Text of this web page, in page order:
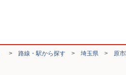
> 路線・駅から探す > 埼玉県 > 原